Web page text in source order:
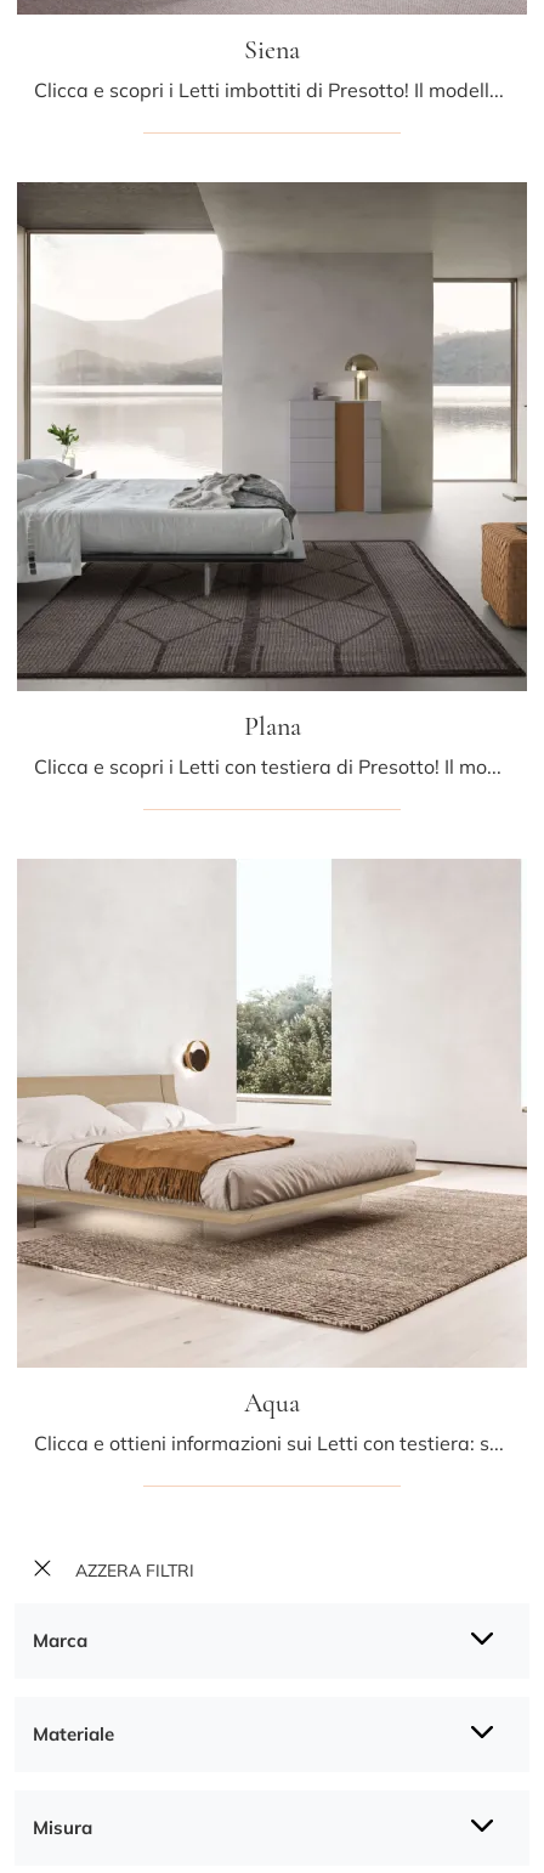
AZZERA FILTRI
Marca
Materiale
Misura
Siena
Clicca e scopri i Letti imbottiti di Presotto! Il modello Siena in pelle ti aspetta nelle versioni matrimoniali.
Plana
Clicca e scopri i Letti con testiera di Presotto! Il modello Plana in laccato opaco ti sta aspettando nelle versioni matrimoniali.
Aqua
Clicca e ottieni informazioni sui Letti con testiera: se cerchi modelli matrimoniali design, il modello Aqua Presotto fa al caso tuo.